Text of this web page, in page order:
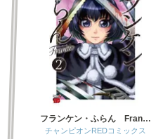
フランケン・ふらん Fran…
チャンピオンREDコミックス